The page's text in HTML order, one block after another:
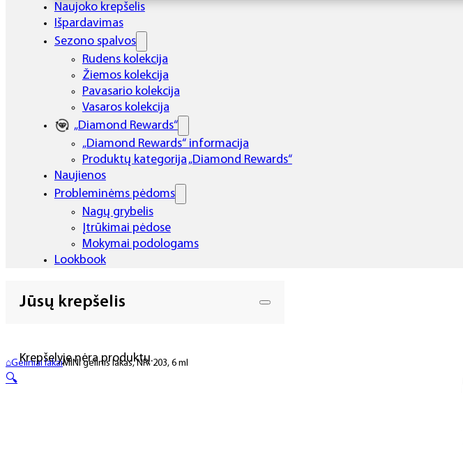
Elektros prietaisai
Higiena
Atributika
Rinkiniai
Naujoko krepšelis
Išpardavimas
Sezono spalvos
Rudens kolekcija
Žiemos kolekcija
Pavasario kolekcija
Vasaros kolekcija
„Diamond Rewards“
„Diamond Rewards“ informacija
Produktų kategorija „Diamond Rewards“
Naujienos
Probleminėms pėdoms
Nagų grybelis
Įtrūkimai pėdose
Mokymai podologams
Lookbook
Jūsų krepšelis
Krepšelyje nėra produktų.
⌂Geliniai lakaiMINI gelinis lakas, NR. 203, 6 ml
🔍